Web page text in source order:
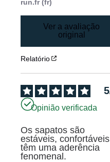
run.fr (fr)
Ver a avaliação
original
Relatório
5
Opinião verificada
Os sapatos são
estáveis,
têm uma aderência
fenomenal.